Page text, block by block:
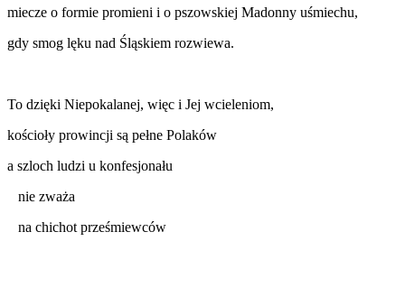
miecze o formie promieni i o pszowskiej Madonny uśmiechu,
gdy smog lęku nad Śląskiem rozwiewa.
To dzięki Niepokalanej, więc i Jej wcieleniom,
kościoły prowincji są pełne Polaków
a szloch ludzi u konfesjonału
nie zważa
na chichot prześmiewców